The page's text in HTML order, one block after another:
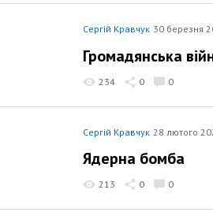
Сергій Кравчук 30 березня
Громадянська
234 0 0
Сергій Кравчук 28 лютого
Ядерна бомба
213 0 0